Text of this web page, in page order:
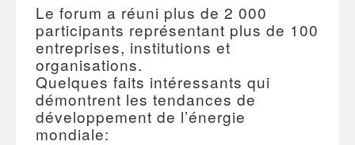
Le forum a réuni plus de 2 000
participants représentant plus de 100
entreprises, institutions et
organisations.
Quelques faits intéressants qui
démontrent les tendances de
développement de l’énergie
mondiale: